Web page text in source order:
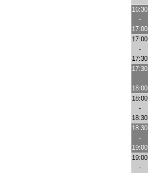
16:30
-
17:00
17:00
-
17:30
17:30
-
18:00
18:00
-
18:30
18:30
-
19:00
19:00
-